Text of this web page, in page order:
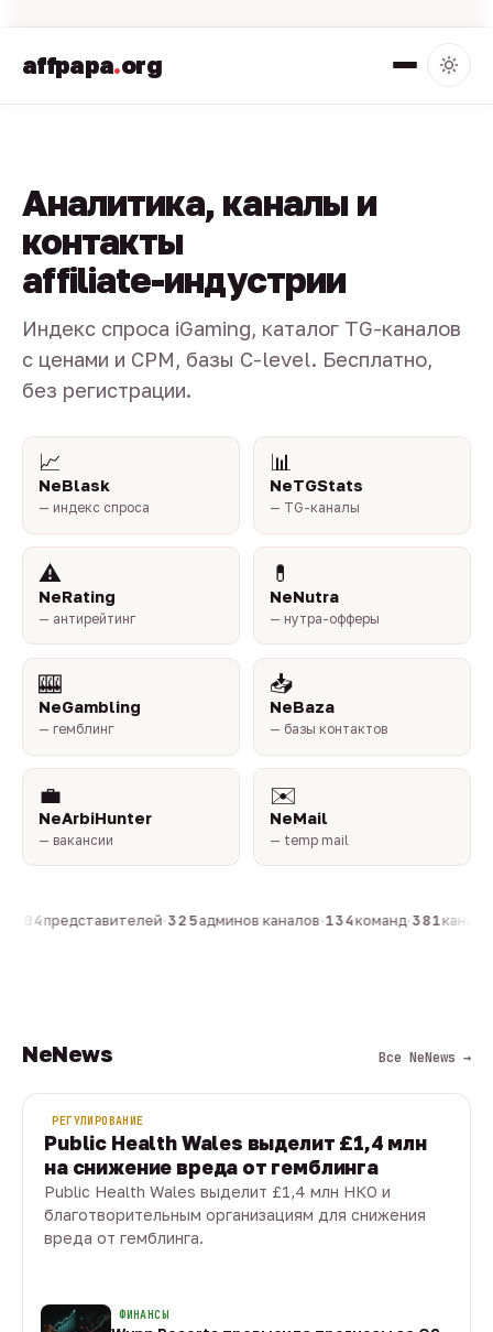
affpapa.org
Аналитика, каналы и
контакты
affiliate-индустрии
Индекс спроса iGaming, каталог TG-каналов
с ценами и CPM, базы C-level. Бесплатно,
без регистрации.
📈
NeBlask
— индекс спроса
📊
NeTGStats
— TG-каналы
⚠️
NeRating
— антирейтинг
💊
NeNutra
— нутра-офферы
🎰
NeGambling
— гемблинг
📥
NeBaza
— базы контактов
💼
NeArbiHunter
— вакансии
✉️
NeMail
— temp mail
804представителей·325админов каналов·134команд·381каналов
NeNews Все NeNews →
РЕГУЛИРОВАНИЕ
Public Health Wales выделит £1,4 млн
на снижение вреда от гемблинга
Public Health Wales выделит £1,4 млн НКО и
благотворительным организациям для снижения
вреда от гемблинга.
ФИНАНСЫ